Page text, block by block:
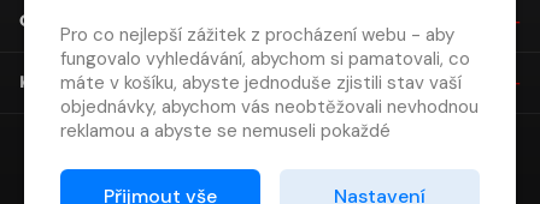
O SPOLEČNOSTI
KONTAKT
Pro co nejlepší zážitek z procházení webu - aby
fungovalo vyhledávání, abychom si pamatovali, co
máte v košíku, abyste jednoduše zjistili stav vaší
objednávky, abychom vás neobtěžovali nevhodnou
reklamou a abyste se nemuseli pokaždé
Proto od vás potřebujeme souhlas se
Přijmout vše Nastavení